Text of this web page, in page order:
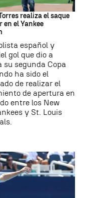
realiza el saque
en el Yankee
español y
gol que dio a
su segunda Copa
ha sido el
de realizar el
de apertura en
entre los New
y St. Louis